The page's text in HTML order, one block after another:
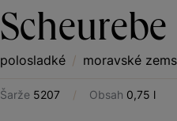
Scheurebe
polosladké / moravské
Šarže 5207 / Obsah 0,75 l